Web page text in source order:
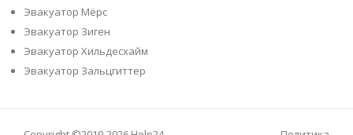
Эвакуатор Мёрс
Эвакуатор Зиген
Эвакуатор Хильдесхайм
Эвакуатор Зальцгиттер